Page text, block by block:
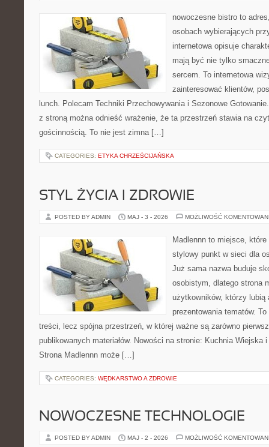
nowoczesne bistro to
osobach wybierających
internetowa opisuje
mają być nie tylko
sercem. To internetowa
zainteresować klientów,
lunch. Polecam Techniki Przechowywania i Sezonowe
z stroną można odnieść wrażenie, że ta przestrzeń stawia na
gościnnością. To nie jest zimna […]
CATEGORIES: ETYKA CHRZEŚCIJAŃSKA
STYL ŻYCIA I ZDROWIE
POSTED BY ADMIN MAJ - 3 - 2026 MOŻLIWOŚĆ
Madlennn to miejsce,
stylowy punkt w sieci dla
Już sama nazwa buduje
osobistym, dlatego strona
użytkowników, którzy lubią
prezentowania tematów.
treści, lecz spójna przestrzeń, w której ważne są zarówno
publikowanych materiałów. Nowości na stronie: Kuchnia Wiejska
Strona Madlennn może […]
CATEGORIES: WĘDKARSTWO A ZDROWIE
NOWOCZESNE TECHNOLOGIE
POSTED BY ADMIN MAJ - 2 - 2026 MOŻLIWOŚĆ